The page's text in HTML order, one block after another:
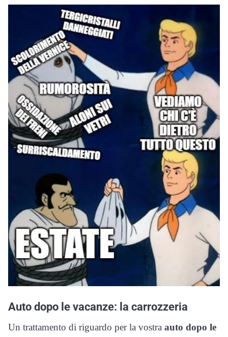
Auto dopo le vacanze: la carrozzeria
Un trattamento di riguardo per la vostra auto dopo le